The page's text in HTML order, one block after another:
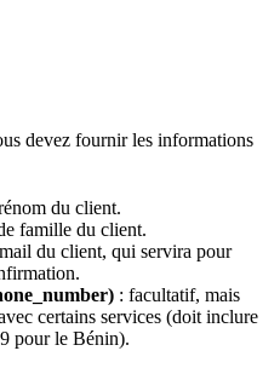
devez fournir les informations
du client.
famille du client.
du client, qui servira pour
: facultatif, mais
certains services (doit inclure
pour le Bénin).